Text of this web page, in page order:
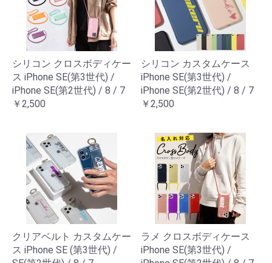
シリコン クロスボディケー
ス iPhone SE(第3世代) /
iPhone SE(第2世代) / 8 / 7
￥2,500
シリコン カスタムケース
iPhone SE(第3世代) /
iPhone SE(第2世代) / 8 / 7
￥2,500
クリアベルト カスタムケー
ス iPhone SE (第3世代) /
ラメ クロスボディケース
iPhone SE(第3世代) /